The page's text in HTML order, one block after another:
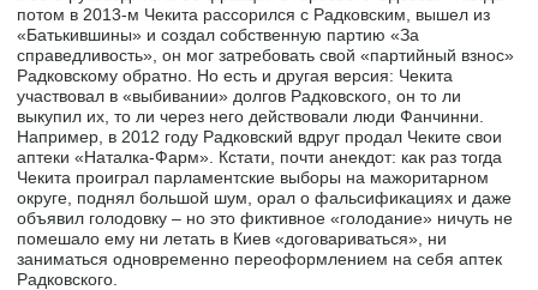
потом в 2013-м Чекита рассорился с Радковским, вышел из
«Батькившины» и создал собственную партию «За
справедливость», он мог затребовать свой «партийный взнос»
Радковскому обратно. Но есть и другая версия: Чекита
участвовал в «выбивании» долгов Радковского, он то ли
выкупил их, то ли через него действовали люди Фанчинни.
Например, в 2012 году Радковский вдруг продал Чеките свои
аптеки «Наталка-Фарм». Кстати, почти анекдот: как раз тогда
Чекита проиграл парламентские выборы на мажоритарном
округе, поднял большой шум, орал о фальсификациях и даже
объявил голодовку – но это фиктивное «голодание» ничуть не
помешало ему ни летать в Киев «договариваться», ни
заниматься одновременно переоформлением на себя аптек
Радковского.